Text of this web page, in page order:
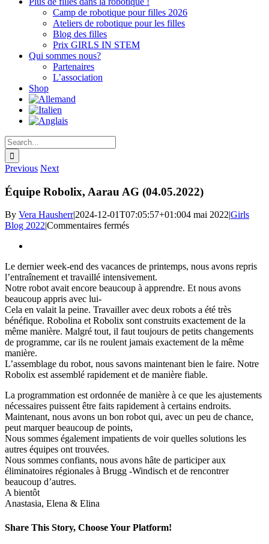
Camp de robotique pour filles 2026
Ateliers de robotique pour les filles
Blog des filles
Prix GIRLS IN STEM
Qui sommes nous?
Partenaires
L’association
Shop
Search
for:
Previous Next
Équipe Robolix, Aarau AG (04.05.2022)
By Vera Hausherr|2024-12-01T07:05:57+01:004 mai 2022|Girls
Blog 2022|Commentaires ferméssur
AG
(04.05.2022)
Image
Le dernier week-end des vacances de printemps, nous avons repris
l’entraînement et travaillé intensivement.
Notre robot avait encore beaucoup à apprendre. Et nous avons
beaucoup appris avec lui-
Cela en valait la peine. Travailler avec deux robots a été très
bénéfique. Robolina et Robolix sont construits exactement de la
même manière. Malgré tout, il faut toujours de petits changements
de programme, car ils ne roulent jamais exactement de la même
manière.
L’assemblage du robot, nous savons maintenant bien le faire. Notre
Robolix est assemblé rapidement et de manière fiable.
La programmation est ordonnée de manière à ce que les ajustements
nécessaires puissent être faits rapidement à certains endroits.
Maintenant, nous avons un bon robot qui, avec un peu de chance,
peut marquer beaucoup de points,
Nous sommes également impatients de voir quelles solutions les
autres équipes ont trouvées.
Nous sommes confiants, nous avons hâte de participer aux
éliminatoires régionales à Brugg -Windisch et de rencontrer
beaucoup d’autres.
A bientôt
Anastasia, Elena & Elina
Share This Story, Choose Your Platform!